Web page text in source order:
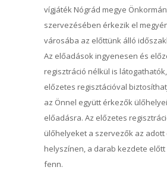
vígjáték Nógrád megye
szervezésében érkezik el
városába az előttünk álló
Az előadások ingyenesen és
regisztráció nélkül is
előzetes regisztációval
az Önnel együtt érkezők
előadásra. Az előzetes
ülőhelyeket a szervezők az adott
helyszínen, a darab kezdete előtt
fenn.